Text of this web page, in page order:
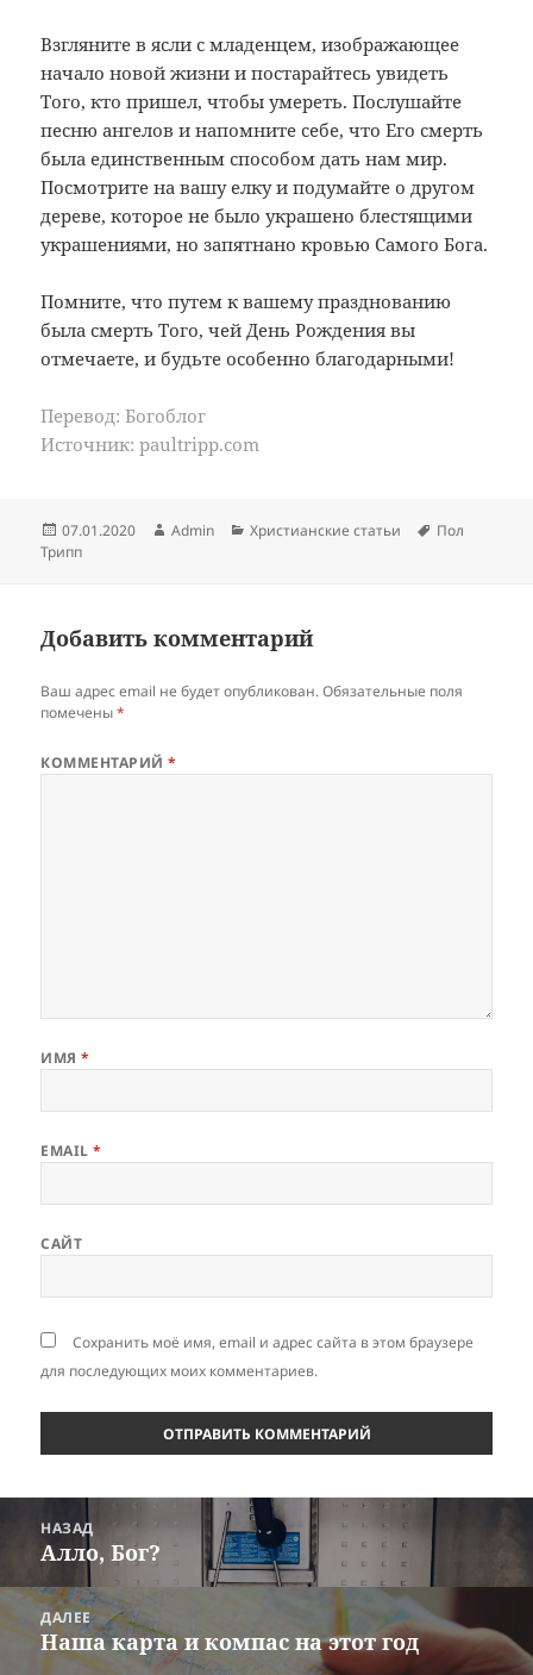
Взгляните в ясли с младенцем, изображающее
начало новой жизни и постарайтесь увидеть
Того, кто пришел, чтобы умереть. Послушайте
песню ангелов и напомните себе, что Его смерть
была единственным способом дать нам мир.
Посмотрите на вашу елку и подумайте о другом
дереве, которое не было украшено блестящими
украшениями, но запятнано кровью Самого Бога.
Помните, что путем к вашему празднованию
была смерть Того, чей День Рождения вы
отмечаете, и будьте особенно благодарными!
Перевод: Богоблог
Источник: paultripp.com
Опубликовано
07.01.2020 Автор
Admin Рубрики
Христианские статьи Метки
Пол
Трипп
Добавить комментарий
Ваш адрес email не будет опубликован. Обязательные поля
помечены*
КОММЕНТАРИЙ*
ИМЯ*
EMAIL*
САЙТ
Сохранить моё имя, email и адрес сайта в этом браузере
для последующих моих комментариев.
записям
НАЗАД
Предыдущая
запись:
Алло, Бог?
ДАЛЕЕ
Следующая
Наша карта и компас на этот год